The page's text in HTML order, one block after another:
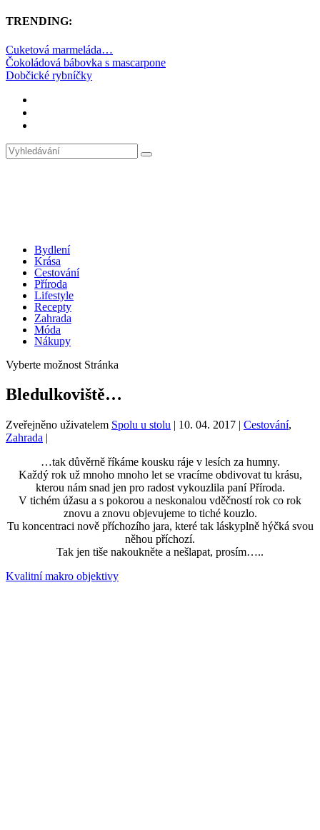
TRENDING:
Cuketová marmeláda…
Čokoládová bábovka s mascarpone
Dobčické rybníčky
Bydlení
Krása
Cestování
Příroda
Lifestyle
Recepty
Zahrada
Móda
Nákupy
Vyberte možnost Stránka
Bledulkoviště…
Zveřejněno uživatelem Spolu u stolu | 10. 04. 2017 | Cestování,
Zahrada |
…tak důvěrně říkáme kousku ráje v lesích za humny.
Každý rok už mnoho mnoho let se vracíme obdivovat tu krásu,
kterou nám snad jen pro radost vykouzlila paní Příroda.
V tichém úžasu a s pokorou a neskonalou vděčností rok co rok
znovu a znovu objevujeme to tiché kouzlo.
Tu koncentraci nově příchozího jara, které tak láskyplně hýčká svou
něhou příchozí.
Tak jen tiše nakoukněte a nešlapat, prosím…..
Kvalitní makro objektivy